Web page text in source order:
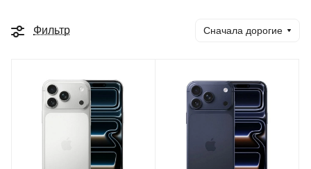
Фильтр Сначала дорогие